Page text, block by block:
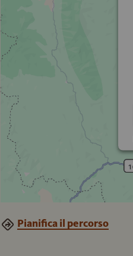
Pianifica il percorso